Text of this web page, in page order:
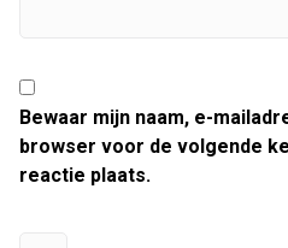
Bewaar mijn naam, e-
browser voor de volgende
reactie plaats.